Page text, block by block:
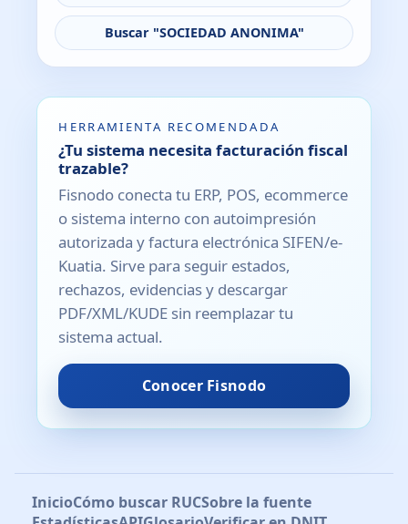
Buscar "SOCIEDAD ANONIMA"
HERRAMIENTA RECOMENDADA
¿Tu sistema necesita facturación fiscal
trazable?
Fisnodo conecta tu ERP, POS, ecommerce
o sistema interno con autoimpresión
autorizada y factura electrónica SIFEN/e-
Kuatia. Sirve para seguir estados,
rechazos, evidencias y descargar
PDF/XML/KUDE sin reemplazar tu
sistema actual.
Conocer Fisnodo
InicioCómo buscar RUCSobre la fuente